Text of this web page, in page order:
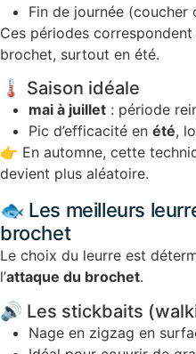
Fin de journée (coucher
Ces périodes correspondent
brochet, surtout en été.
🌡️ Saison idéale
mai à juillet : période
Pic d’efficacité en été,
👉 En automne, cette
devient plus aléatoire.
🐟 Les meilleurs
brochet
Le choix du leurre est
l’attaque du brochet.
🔊 Les stickbaits
Nage en zigzag en